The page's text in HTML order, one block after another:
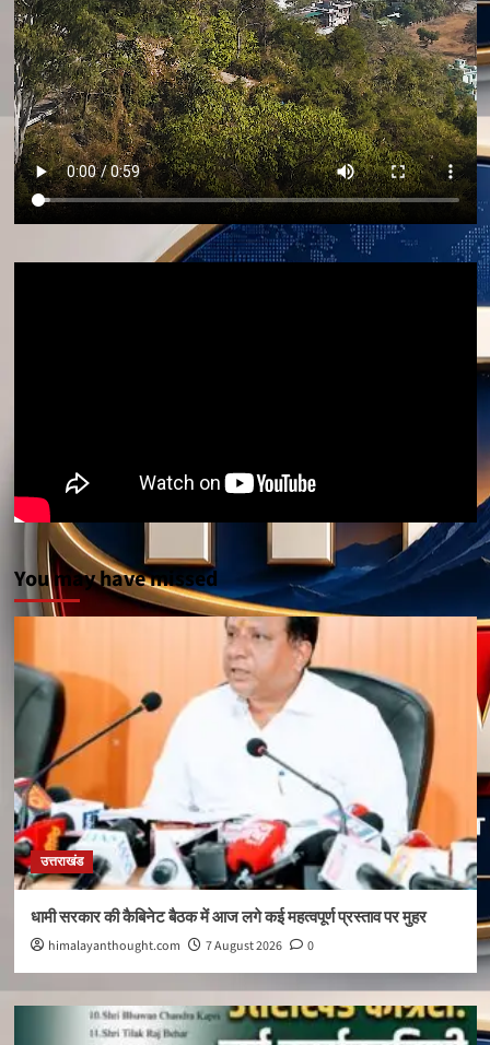
You may have missed
उत्तराखंड
धामी सरकार की कैबिनेट बैठक में आज लगे कई महत्वपूर्ण प्रस्ताव पर मुहर
himalayanthought.com 7 August 2026 0